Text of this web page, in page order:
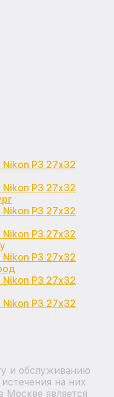
P3 27x32
P3 27x32
P3 27x32
P3 27x32
P3 27x32
P3 27x32
P3 27x32
и обслуживанию
на них
Москве является